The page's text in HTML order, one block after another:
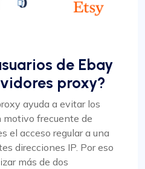
de Ebay
proxy?
ayuda a evitar los
motivo frecuente de
el acceso regular a una
direcciones IP. Por eso
más de dos